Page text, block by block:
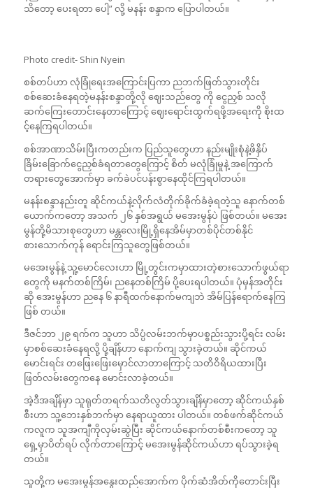
သိတော့ ပေးရတာ ပေါ့” လို့ မနန်း စန္ဒာက ပြောပါတယ်။
Photo credit- Shin Nyein
စစ်တပ်ဟာ လုံခြုံရေးအကြောင်းပြကာ ညဘက်ဖြတ်သွားတိုင်း
စစ်ဆေးခံနေရတဲ့မနန်းစန္ဒာတို့လို ဈေးသည်တွေ ကို ငွေညှစ် သလို
ဆက်ကြေးတောင်းနေတာကြောင့် ဈေးရောင်းထွက်ရဖို့အရေးကို စိုးထ
င့်နေကြရပါတယ်။
စစ်အာဏာသိမ်းပြီးကတည်းက ပြည်သူတွေဟာ နည်းမျိုးစုံနဲ့ဖိနှိပ်
ခြိမ်းခြောက်ငွေညှစ်ခံရတာတွေကြောင့် စိတ် မလုံခြုံမှုနဲ့ အကြောက်
တရားတွေအောက်မှာ ခက်ခဲပင်ပန်းစွာနေထိုင်ကြရပါတယ်။
မနန်းစန္ဒာနည်းတူ ဆိုင်ကယ်နဲ့လိုက်လံတိုက်ခိုက်ခံခဲ့ရတဲ့သူ နောက်တစ်
ယောက်ကတော့ အသက် ၂၆ နှစ်အရွယ် မအေးမွန်ပဲ ဖြစ်တယ်။ မအေး
မွန်တို့မိသားစုတွေဟာ မန္တလေးမြို့ရှိနေအိမ်မှာတစ်ပိုင်တစ်နိုင်
စားသောက်ကုန် ရောင်းကြသူတွေဖြစ်တယ်။
မအေးမွန်နဲ့ သူ့မောင်လေးဟာ မြို့တွင်းကမှာထားတဲ့စားသောက်ဖွယ်ရာ
တွေကို မနက်တစ်ကြိမ်၊ ညနေတစ်ကြိမ် ပို့ပေးရပါတယ်။ ပုံမှန်အတိုင်း
ဆို အေးမွန်ဟာ ညနေ ၆ နာရီထက်နောက်မကျဘဲ အိမ်ပြန်ရောက်နေကြ
ဖြစ် တယ်။
ဒီဇင်ဘာ ၂၉ ရက်က သူဟာ သိပ္ပံလမ်းဘက်မှာပစ္စည်းသွားပို့ရင်း လမ်း
မှာစစ်ဆေးခံနေရလို့ ပို့ချိန်ဟာ နောက်ကျ သွားခဲ့တယ်။ ဆိုင်ကယ်
မောင်းရင်း တဖြေးဖြေးမှောင်လာတာကြောင့် သတိဝိရိယထားပြီး
ဖြတ်လမ်းတွေကနေ မောင်းလာခဲ့တယ်။
အဲ့ဒီအချိန်မှာ သူရုတ်တရက်သတိလွတ်သွားချိန်မှာတော့ ဆိုင်ကယ်နှစ်
စီးဟာ သူ့ဘေးနှစ်ဘက်မှာ နေရာယူထား ပါတယ်။ တစ်ဖက်ဆိုင်ကယ်
ကလူက သူအကျီကိုလှမ်းဆွဲပြီး ဆိုင်ကယ်နောက်တစ်စီးကတော့ သူ
ရှေ့မှာပိတ်ရပ် လိုက်တာကြောင့် မအေးမွန်ဆိုင်ကယ်ဟာ ရပ်သွားခဲ့ရ
တယ်။
သူတို့က မအေးမွန်အနွေးထည်အောက်က ပိုက်ဆံအိတ်ကိုတောင်းပြီး